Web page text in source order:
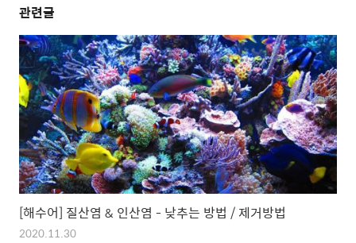
관련글
[해수어] 질산염 & 인산염 - 낮추는 방법 / 제거방법
2020.11.30